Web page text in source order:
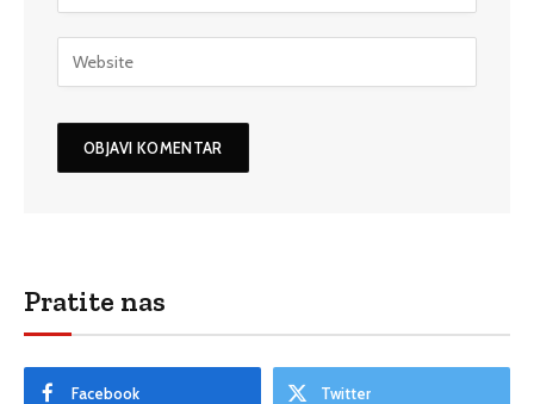
Pratite nas
Facebook Twitter